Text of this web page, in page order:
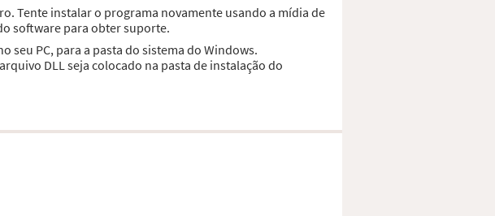
Tente instalar o programa novamente usando a mídia de
software para obter suporte.
seu PC, para a pasta do sistema do Windows.
DLL seja colocado na pasta de instalação do